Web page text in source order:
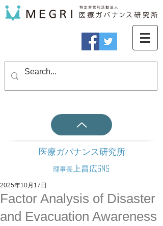
医療ガバナンス研究所
理事長 上昌広SNS
Factor Analysis of Disaster
and Evacuation Awareness
2025年10月17日